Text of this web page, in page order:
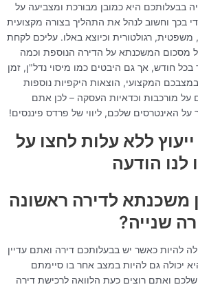
בבעלותכם היא כמובן מבורכת ומצביעה על
די בכך וחשוב לנהל את התהליך בצורה מקצועית
משפטית, רגולטורית וכיוצא באלו. עליכם לקחת
מסכום המשכנתא על הדירה הנוספת וכמה
בכל חודש, אך גם היבטים כמו מיסוי נדל"ן, זמן
המקצועי, הוצאות היקפיות נוספות
מורכבות וכדאיות העסקה – לכן אתם
על האינטרסים שלכם, ליווי של פרדס פיננסים!
ללא עלות לחצו על
לנו הודעה
משכנתא לדירה ראשונה
שנייה?
להיות כאשר יש בבעלותכם דירה ואתם עדיין
יכולה גם להיות במצב אחר בו סיימתם
ואתם רוצים כעת הלוואה לרכישת דירה